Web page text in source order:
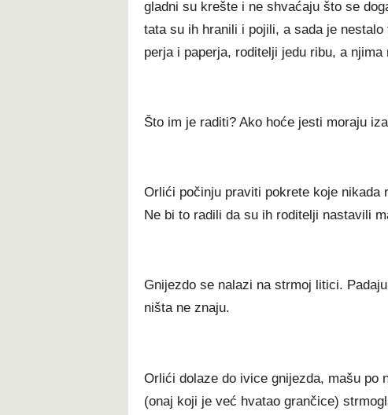
gladni su krešte i ne shvaćaju što se
tata su ih hranili i pojili, a sada je
perja i paperja, roditelji jedu ribu, a njima
Što im je raditi? Ako hoće jesti moraju
Orlići počinju praviti pokrete koje
Ne bi to radili da su ih roditelji nastavili
Gnijezdo se nalazi na strmoj litici.
ništa ne znaju.
​​Orlići dolaze do ivice gnijezda, mašu po
(onaj koji je već hvatao grančice)